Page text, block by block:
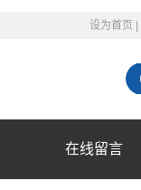
设为首页
在线留言